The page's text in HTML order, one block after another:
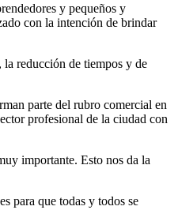
y pequeños y
con la intención de brindar
la reducción de tiempos y de
parte del rubro comercial en
profesional de la ciudad con
importante. Esto nos da la
para que todas y todos se